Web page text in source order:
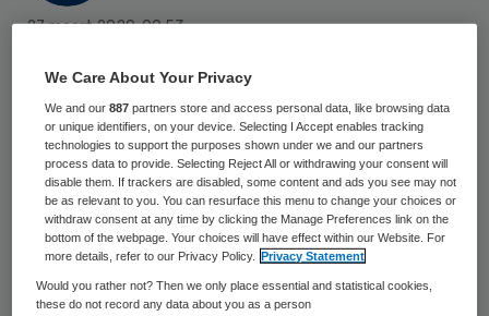
27 maart 2020,09:53
In Roermond is vrijdag een thuiszorghotel
met huisartsenpost geopend voor de regio
Noord- en Midden-Limburg. Patiënten met
het coronavirus of een mogelijke
besmetting worden daar opgevangen door
eerstelijnszorgorganisaties. Het Limburgse
coronacentrum zit in het Van der Valk
We Care About Your Privacy
We and our887 partners store and access personal data, like browsing data
or unique identifiers, on your device. Selecting I Accept enables tracking
technologies to support the purposes shown under we and our partners
process data to provide. Selecting Reject All or withdrawing your consent will
disable them. If trackers are disabled, some content and ads you see may not
be as relevant to you. You can resurface this menu to change your choices or
withdraw consent at any time by clicking the Manage Preferences link on the
bottom of the webpage. Your choices will have effect within our Website. For
more details, refer to our Privacy Policy.
Privacy Statement
Would you rather not? Then we only place essential and statistical cookies,
these do not record any data about you as a person